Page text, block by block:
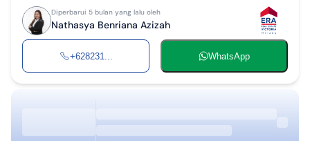
Diperbarui 5 bulan yang lalu oleh
Nathasya Benriana Azizah
+628231... WhatsApp